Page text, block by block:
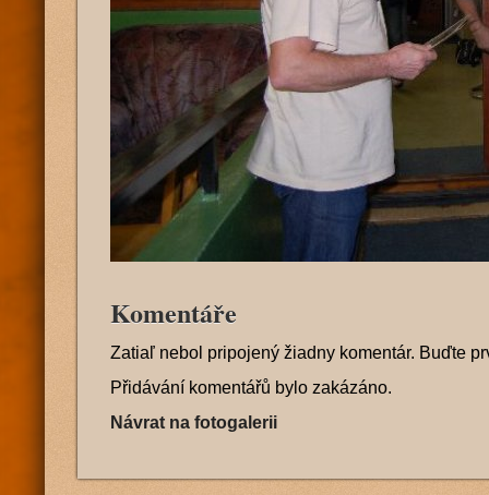
Komentáře
Zatiaľ nebol pripojený žiadny komentár. Buďte
Přidávání komentářů bylo zakázáno.
Návrat na fotogalerii